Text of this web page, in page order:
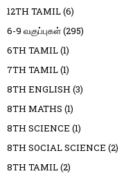
12TH TAMIL(6)
6-9 வகுப்புகள்(295)
6TH TAMIL(1)
7TH TAMIL(1)
8TH ENGLISH (3)
8TH MATHS (1)
8TH SCIENCE (1)
8TH SOCIAL SCIENCE (2)
8TH TAMIL(2)